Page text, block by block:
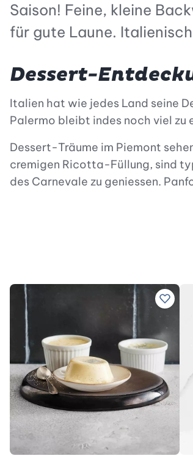
Saison! Feine, kleine
für gute Laune.
Dessert-
Italien hat wie jedes Land seine
Palermo bleibt indes noch viel zu
Dessert-Träume im Piemont
cremigen Ricotta-Füllung, sind
des Carnevale zu geniessen.
Zu